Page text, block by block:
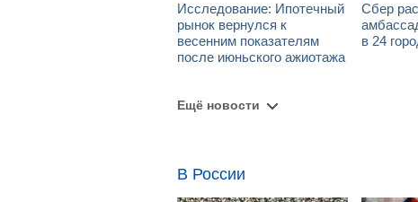
Исследование: Ипотечный
рынок вернулся к
весенним показателям
после июньского ажиотажа
Сбер
в 24
Ещё новости
В России